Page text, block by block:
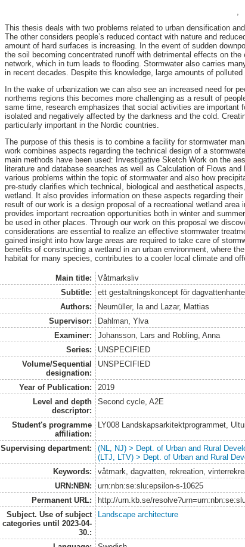
This thesis deals with two problems related to urban densification
The other considers people’s reduced contact with nature and
amount of hard surfaces is increasing. In the event of sudden
the soil becoming concentrated runoff with detrimental effects on
network, which in turn leads to flooding. Stormwater also carries
in recent decades. Despite this knowledge, large amounts of
In the wake of urbanization we can also see an increased need for
northerns regions this becomes more challenging as a result of
same time, research emphasizes that social activities are important
isolated and negatively affected by the darkness and the cold.
particularly important in the Nordic countries.
The purpose of this thesis is to combine a facility for stormwater
work combines aspects regarding the technical design of a
main methods have been used: Investigative Sketch Work on the
literature and database searches as well as Calculation of Flows
various problems within the topic of stormwater and also how
pre-study clarifies which technical, biological and aesthetical
wetland. It also provides information on these aspects regarding
result of our work is a design proposal of a recreational wetland
provides important recreation opportunities both in winter and
be used in other places. Through our work on this proposal we
considerations are essential to realize an effective stormwater
gained insight into how large areas are required to take care of
benefits of constructing a wetland in an urban environment, where
habitat for many species, contributes to a cooler local climate and
Main title:
Våtmarksliv
Subtitle:
ett gestaltningskoncept för
Authors:
Neumüller, Iaand Lazar, Mattias
Supervisor:
Dahlman, Ylva
Examiner:
Johansson, Lars and Robling, Anna
Series:
UNSPECIFIED
Volume/Sequential
designation:
UNSPECIFIED
Year of Publication:
2019
Level and depth
descriptor:
Second cycle, A2E
Student's programme
affiliation:
LY008 Landskapsarkitektprogrammet,
Supervising department:
(NL, NJ) > Dept. of Urban and Rural
(LTJ, LTV) > Dept. of Urban and Rural
Keywords:
våtmark, dagvatten, rekreation,
URN:NBN:
urn:nbn:se:slu:epsilon-s-10625
Permanent URL:
http://urn.kb.se/
Subject. Use of subject
categories until 2023-04-
30.:
Landscape architecture